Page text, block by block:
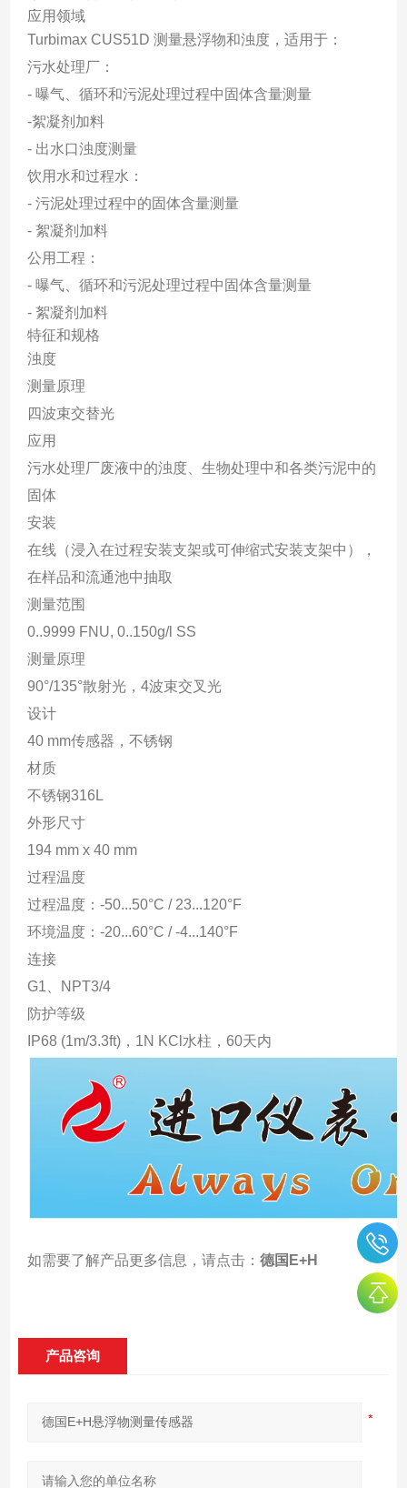
应用领域
Turbimax CUS51D 测量悬浮物和浊度，适用于：
污水处理厂：
- 曝气、循环和污泥处理过程中固体含量测量
-絮凝剂加料
- 出水口浊度测量
饮用水和过程水：
- 污泥处理过程中的固体含量测量
- 絮凝剂加料
公用工程：
- 曝气、循环和污泥处理过程中固体含量测量
- 絮凝剂加料
特征和规格
浊度
测量原理
四波束交替光
应用
污水处理厂废液中的浊度、生物处理中和各类污泥中的
固体
安装
在线（浸入在过程安装支架或可伸缩式安装支架中），
在样品和流通池中抽取
测量范围
0..9999 FNU, 0..150g/l SS
测量原理
90°/135°散射光，4波束交叉光
设计
40 mm传感器，不锈钢
材质
不锈钢316L
外形尺寸
194 mm x 40 mm
过程温度
过程温度：-50...50°C / 23...120°F
环境温度：-20...60°C / -4...140°F
连接
G1、NPT3/4
防护等级
IP68 (1m/3.3ft)，1N KCl水柱，60天内
如需要了解产品更多信息，请点击： 德国E+H
产品咨询